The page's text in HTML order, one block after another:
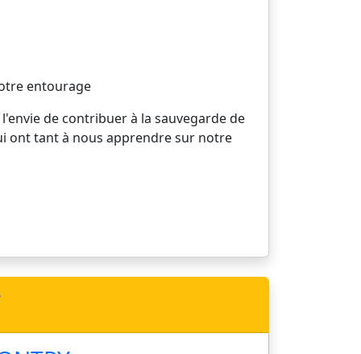
entourage
de contribuer à la sauvegarde de
ont tant à nous apprendre sur notre